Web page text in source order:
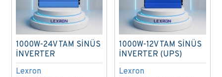
Lexron
1000W-24V TAM SİNÜS
İNVERTER
Lexron
1000W-12V TAM SİNÜS
İNVERTER (UPS)